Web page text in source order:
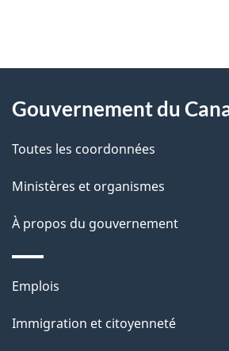
D
t
a
l
s
l
a
propos
ce
site
Gouvernement du
Toutes les coordonnées
Ministères et organismes
À propos du gouvernement
Thèmes
sujets
Emplois
Immigration et citoyenneté